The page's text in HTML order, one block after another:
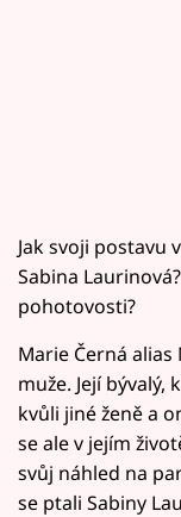
Sledujte nás
Jak svoji postavu
Sabina
pohotovosti?
Marie Černá
muže. Její
kvůli jiné ženě a
se ale v jejím
svůj náhled na
se ptali Sabiny